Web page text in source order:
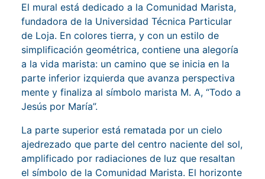
El mural está dedicado a la Comunidad Marista,
fundadora de la Universidad Técnica Particular
de Loja. En colores tierra, y con un estilo de
simplificación geométrica, contiene una alegoría
a la vida marista: un camino que se inicia en la
parte inferior izquierda que avanza perspectiva
mente y finaliza al símbolo marista M. A, “Todo a
Jesús por María”.
La parte superior está rematada por un cielo
ajedrezado que parte del centro naciente del sol,
amplificado por radiaciones de luz que resaltan
el símbolo de la Comunidad Marista. El horizonte